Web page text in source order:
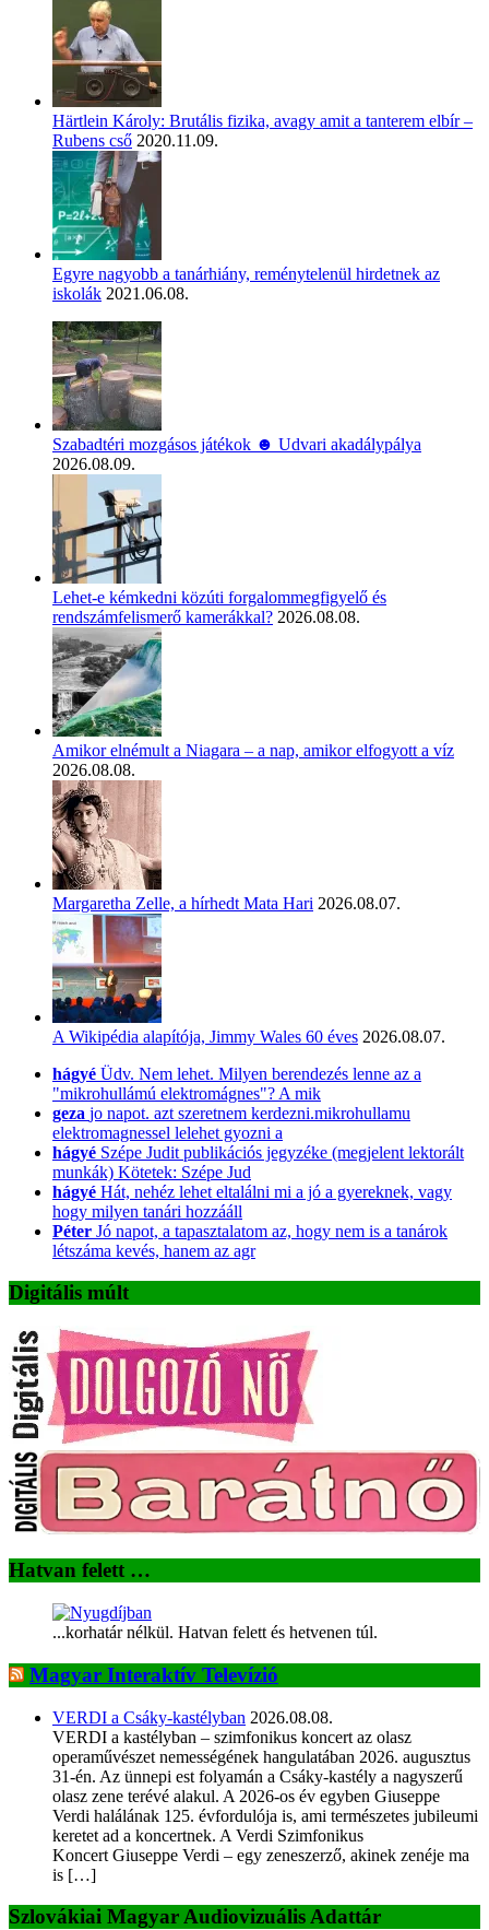
Härtlein Károly: Brutális fizika, avagy amit a tanterem elbír –
Rubens cső 2020.11.09.
Egyre nagyobb a tanárhiány, reménytelenül hirdetnek az
iskolák 2021.06.08.
Szabadtéri mozgásos játékok ☻ Udvari akadálypálya
2026.08.09.
Lehet-e kémkedni közúti forgalommegfigyelő és
rendszámfelismerő kamerákkal? 2026.08.08.
Amikor elnémult a Niagara – a nap, amikor elfogyott a víz
2026.08.08.
Margaretha Zelle, a hírhedt Mata Hari 2026.08.07.
A Wikipédia alapítója, Jimmy Wales 60 éves 2026.08.07.
hágyé Üdv. Nem lehet. Milyen berendezés lenne az a
"mikrohullámú elektromágnes"? A mik
geza jo napot. azt szeretnem kerdezni.mikrohullamu
elektromagnessel lelehet gyozni a
hágyé Szépe Judit publikációs jegyzéke (megjelent lektorált
munkák) Kötetek: Szépe Jud
hágyé Hát, nehéz lehet eltalálni mi a jó a gyereknek, vagy
hogy milyen tanári hozzááll
Péter Jó napot, a tapasztalatom az, hogy nem is a tanárok
létszáma kevés, hanem az agr
Digitális múlt
Hatvan felett …
...korhatár nélkül. Hatvan felett és hetvenen túl.
Magyar Interaktív Televízió
VERDI a Csáky-kastélyban 2026.08.08.
VERDI a kastélyban – szimfonikus koncert az olasz
operaművészet nemességének hangulatában 2026. augusztus
31-én. Az ünnepi est folyamán a Csáky-kastély a nagyszerű
olasz zene terévé alakul. A 2026-os év egyben Giuseppe
Verdi halálának 125. évfordulója is, ami természetes jubileumi
keretet ad a koncertnek. A Verdi Szimfonikus
Koncert Giuseppe Verdi – egy zeneszerző, akinek zenéje ma
is […]
Szlovákiai Magyar Audiovizuális Adattár